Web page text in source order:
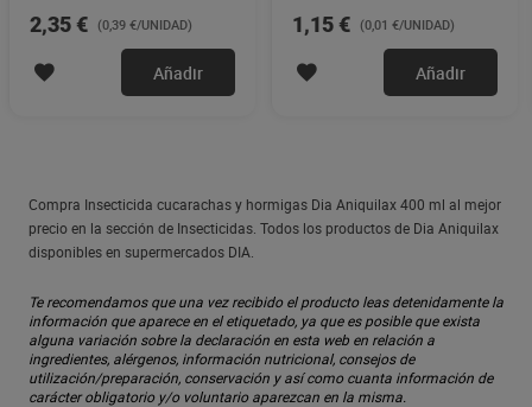
2,35 € (0,39 €/UNIDAD)
Añadir
1,15 € (0,01 €/UNIDAD)
Añadir
Compra Insecticida cucarachas y hormigas Dia Aniquilax 400 ml al mejor
precio en la sección de Insecticidas. Todos los productos de Dia Aniquilax
disponibles en supermercados DIA.
Te recomendamos que una vez recibido el producto leas detenidamente la
información que aparece en el etiquetado, ya que es posible que exista
alguna variación sobre la declaración en esta web en relación a
ingredientes, alérgenos, información nutricional, consejos de
utilización/preparación, conservación y así como cuanta información de
carácter obligatorio y/o voluntario aparezcan en la misma.